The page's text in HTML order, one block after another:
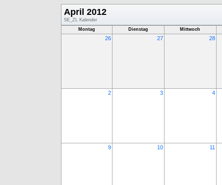
April 2012
SE_ZL Kalender
Montag
Dienstag Mittwoch
26 27 28
2 3 4
9 10 11